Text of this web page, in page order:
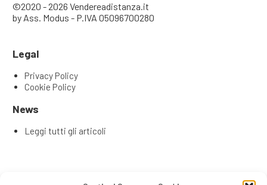
©2020 - 2026 Vendereadistanza.it
by Ass. Modus - P.IVA 05096700280
Legal
Privacy Policy
Cookie Policy
News
Leggi tutti gli articoli